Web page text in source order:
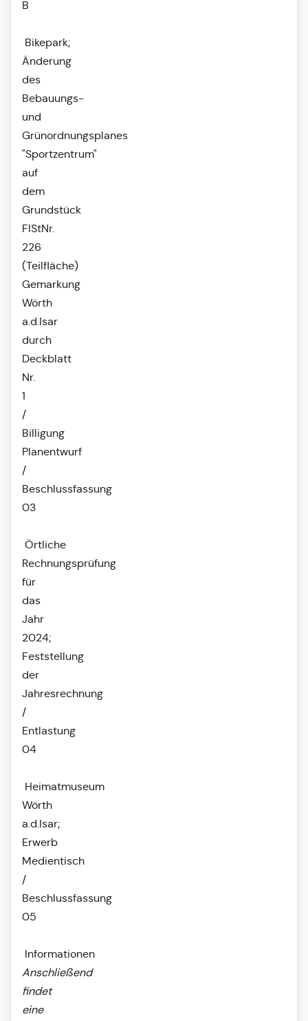
B
Bikepark;
Änderung
des
Bebauungs-
und
Grünordnungsplanes
"Sportzentrum"
auf
dem
Grundstück
FlStNr.
226
(Teilfläche)
Gemarkung
Wörth
a.d.Isar
durch
Deckblatt
Nr.
1
/
Billigung
Planentwurf
/
Beschlussfassung
03
Örtliche
Rechnungsprüfung
für
das
Jahr
2024;
Feststellung
der
Jahresrechnung
/
Entlastung
04
Heimatmuseum
Wörth
a.d.Isar;
Erwerb
Medientisch
/
Beschlussfassung
05
Informationen
Anschließend
findet
eine